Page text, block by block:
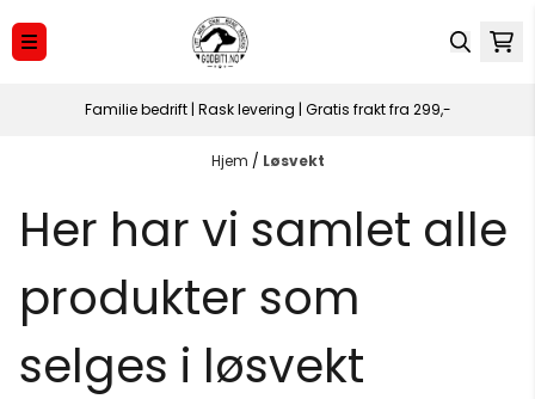
Hopp til innhold
Familie bedrift | Rask levering | Gratis frakt fra 299,-
Hjem / Løsvekt
Her har vi samlet alle
produkter som
selges i løsvekt